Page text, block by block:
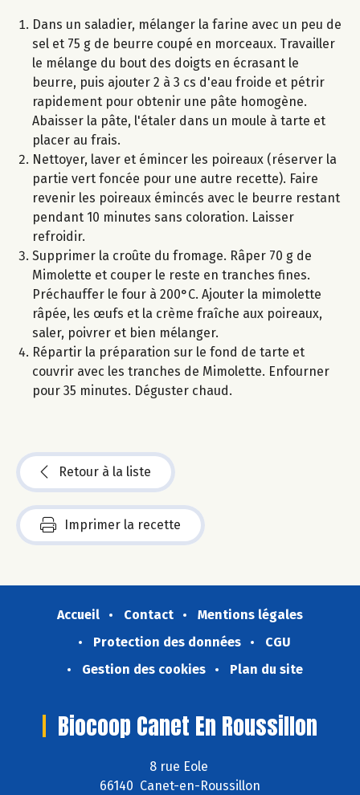
Dans un saladier, mélanger la farine avec un peu de
sel et 75 g de beurre coupé en morceaux. Travailler
le mélange du bout des doigts en écrasant le
beurre, puis ajouter 2 à 3 cs d'eau froide et pétrir
rapidement pour obtenir une pâte homogène.
Abaisser la pâte, l'étaler dans un moule à tarte et
placer au frais.
Nettoyer, laver et émincer les poireaux (réserver la
partie vert foncée pour une autre recette). Faire
revenir les poireaux émincés avec le beurre restant
pendant 10 minutes sans coloration. Laisser
refroidir.
Supprimer la croûte du fromage. Râper 70 g de
Mimolette et couper le reste en tranches fines.
Préchauffer le four à 200°C. Ajouter la mimolette
râpée, les œufs et la crème fraîche aux poireaux,
saler, poivrer et bien mélanger.
Répartir la préparation sur le fond de tarte et
couvrir avec les tranches de Mimolette. Enfourner
pour 35 minutes. Déguster chaud.
Retour à la liste
Imprimer la recette
Accueil Contact
Mentions légales
Protection des données
CGU
Gestion des cookies
Plan du site
Biocoop Canet En Roussillon
8 rue Eole
66140 Canet-en-Roussillon